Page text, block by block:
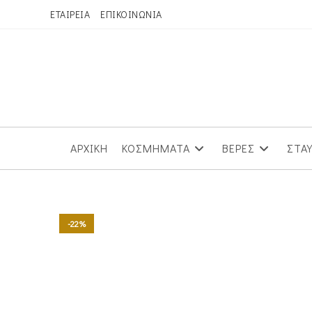
ΕΤΑΙΡΕΙΑ ΕΠΙΚΟΙΝΩΝΙΑ
ΑΡΧΙΚΗ ΚΟΣΜΗΜΑΤΑ ΒΕΡΕΣ
-22%